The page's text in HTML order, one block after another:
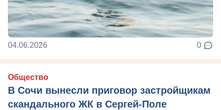
04.06.2026 0
Общество
В Сочи вынесли приговор застройщикам
скандального ЖК в Сергей-Поле